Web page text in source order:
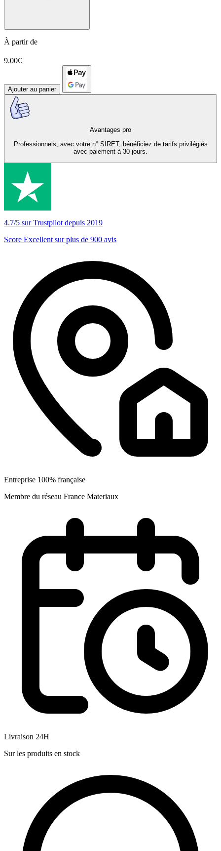
À partir de
9.00€
Ajouter au panier
Avantages pro
Professionnels, avec votre n° SIRET, bénéficiez de tarifs privilégiés
avec paiement à 30 jours.
4.7/5 sur Trustpilot depuis 2019
Score Excellent sur plus de 900 avis
Entreprise 100% française
Membre du réseau France Materiaux
Livraison 24H
Sur les produits en stock